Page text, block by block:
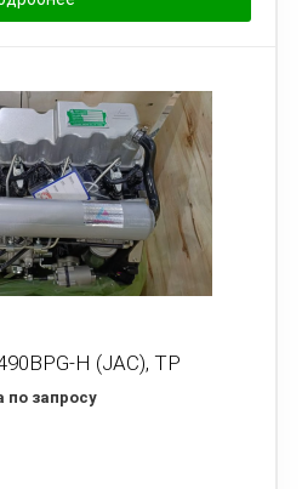
H (JAC), TP
по запросу